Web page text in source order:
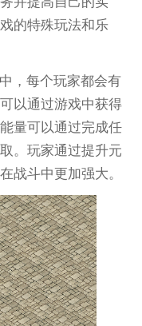
的特殊玩法和乐
，每个玩家都会有
以通过游戏中获得
量可以通过完成任
。玩家通过提升元
战斗中更加强大。